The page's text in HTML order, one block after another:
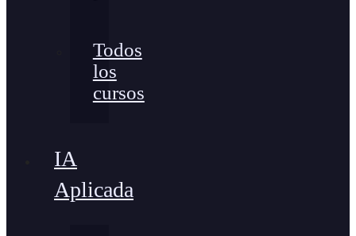
Todos
los
cursos
IA
Aplicada